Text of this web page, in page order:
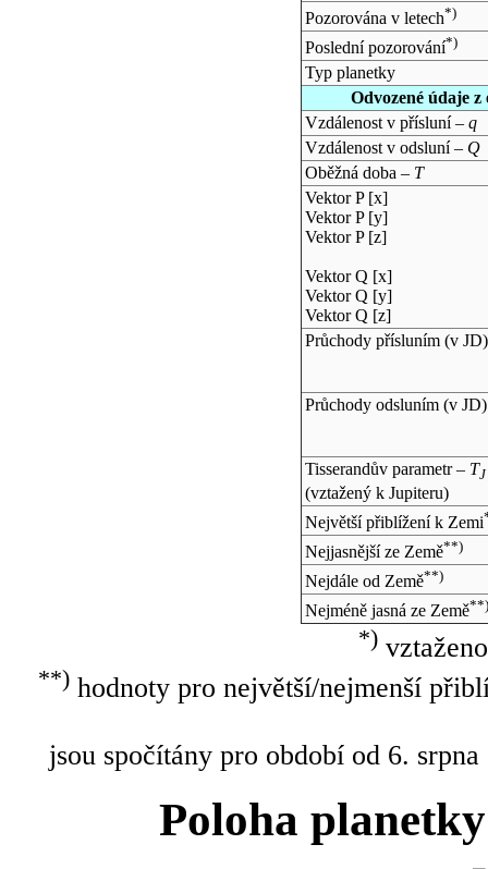
Pozorována v letech*)
Poslední pozorování*)
Typ planetky
Odvozené údaje
Vzdálenost v přísluní – q
Vzdálenost v odsluní – Q
Oběžná doba – T
Vektor P [x]
Vektor P [y]
Vektor P [z]
Vektor Q [x]
Vektor Q [y]
Vektor Q [z]
Průchody přísluním (v JD)
Průchody odsluním (v JD)
Tisserandův parametr – TJ
(vztažený k Jupiteru)
Největší přiblížení k Zemi
Nejjasnější ze Země**)
Nejdále od Země**)
Nejméně jasná ze Země**)
*)
**)hodnoty pro největší/nejmenší
jsou spočítány pro období od 6.
Poloha